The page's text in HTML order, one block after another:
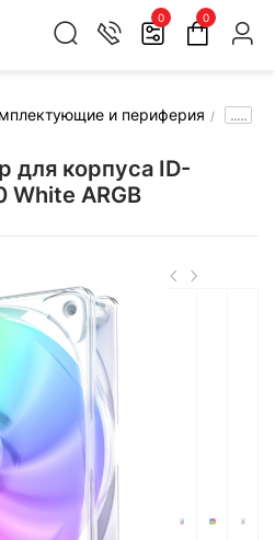
0 0
и периферия .....
для корпуса ID-
White ARGB